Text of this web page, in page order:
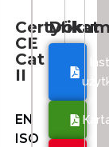
Certyfikat
CE
Cat
II
EN
ISO